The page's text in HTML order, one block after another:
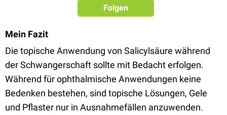
Folgen
Mein Fazit
Die topische Anwendung von Salicylsäure während
der Schwangerschaft sollte mit Bedacht erfolgen.
Während für ophthalmische Anwendungen keine
Bedenken bestehen, sind topische Lösungen, Gele
und Pflaster nur in Ausnahmefällen anzuwenden.